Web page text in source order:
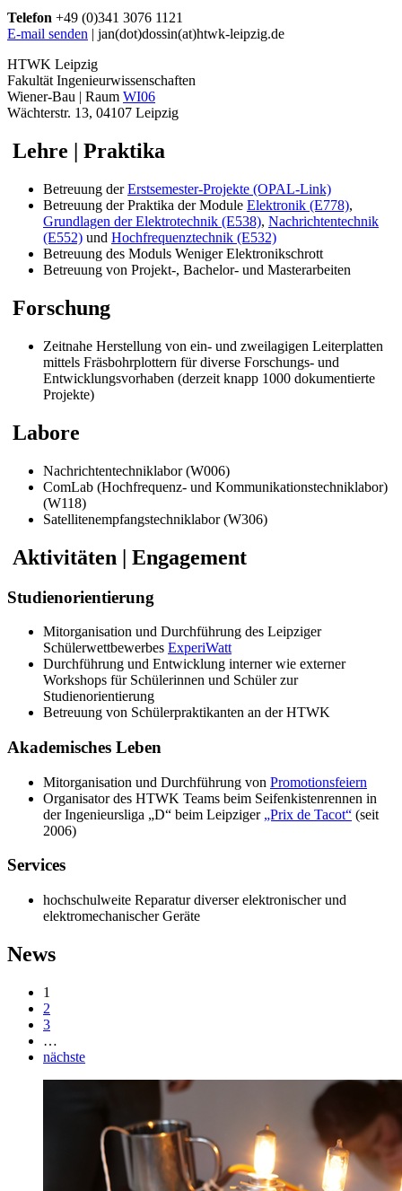
Telefon +49 (0)341 3076 1121
E-mail senden | jan(dot)dossin(at)htwk-leipzig.de
HTWK Leipzig
Fakultät Ingenieurwissenschaften
Wiener-Bau | Raum WI06
Wächterstr. 13, 04107 Leipzig
Lehre | Praktika
Betreuung derErstsemester-Projekte (OPAL-Link)
Betreuung der Praktika der Module Elektronik (E778),
Grundlagen der Elektrotechnik (E538), Nachrichtentechnik
(E552) und Hochfrequenztechnik (E532)
Betreuung des Moduls Weniger Elektronikschrott
Betreuung von Projekt-, Bachelor- und Masterarbeiten
Forschung
Zeitnahe Herstellung von ein- und zweilagigen Leiterplatten
mittels Fräsbohrplottern für diverse Forschungs- und
Entwicklungsvorhaben (derzeit knapp 1000 dokumentierte
Projekte)
Labore
Nachrichtentechniklabor (W006)
ComLab (Hochfrequenz- und Kommunikationstechniklabor)
(W118)
Satellitenempfangstechniklabor (W306)
Aktivitäten | Engagement
Studienorientierung
Mitorganisation und Durchführung des Leipziger
Schülerwettbewerbes ExperiWatt
Durchführung und Entwicklung interner wie externer
Workshops für Schülerinnen und Schüler zur
Studienorientierung
Betreuung von Schülerpraktikanten an der HTWK
Akademisches Leben
Mitorganisation und Durchführung von Promotionsfeiern
Organisator des HTWK Teams beim Seifenkistenrennen in
der Ingenieursliga „D“ beim Leipziger „Prix de Tacot“ (seit
2006)
Services
hochschulweite Reparatur diverser elektronischer und
elektromechanischer Geräte
News
1
2
3
…
nächste